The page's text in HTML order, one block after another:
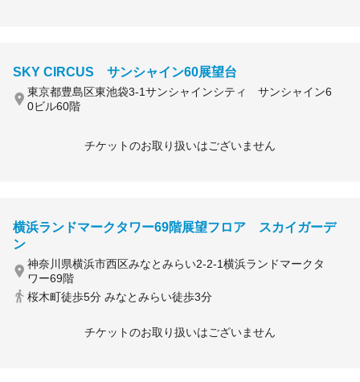
SKY CIRCUS サンシャイン60展望台
東京都豊島区東池袋3-1サンシャインシティ サンシャイン6
0ビル60階
チケットのお取り扱いはございません
横浜ランドマークタワー69階展望フロア スカイガーデ
ン
神奈川県横浜市西区みなとみらい2-2-1横浜ランドマークタ
ワー69階
桜木町徒歩5分 みなとみらい徒歩3分
チケットのお取り扱いはございません